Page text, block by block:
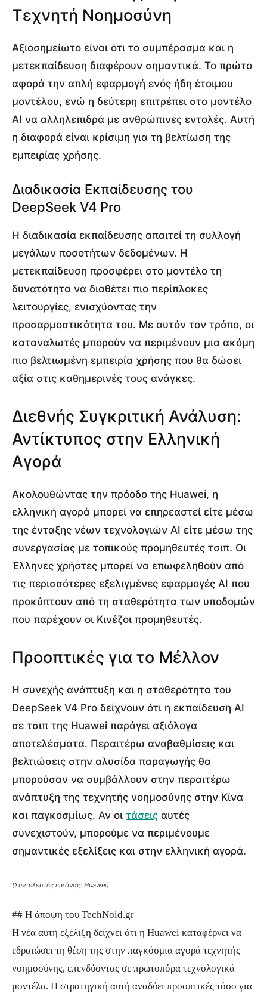
Τεχνητή Νοημοσύνη
Αξιοσημείωτο είναι ότι το συμπέρασμα και η
μετεκπαίδευση διαφέρουν σημαντικά. Το πρώτο
αφορά την απλή εφαρμογή ενός ήδη έτοιμου
μοντέλου, ενώ η δεύτερη επιτρέπει στο μοντέλο
AI να αλληλεπιδρά με ανθρώπινες εντολές. Αυτή
η διαφορά είναι κρίσιμη για τη βελτίωση της
εμπειρίας χρήσης.
Διαδικασία Εκπαίδευσης του
DeepSeek V4 Pro
Η διαδικασία εκπαίδευσης απαιτεί τη συλλογή
μεγάλων ποσοτήτων δεδομένων. Η
μετεκπαίδευση προσφέρει στο μοντέλο τη
δυνατότητα να διαθέτει πιο περίπλοκες
λειτουργίες, ενισχύοντας την
προσαρμοστικότητα του. Με αυτόν τον τρόπο, οι
καταναλωτές μπορούν να περιμένουν μια ακόμη
πιο βελτιωμένη εμπειρία χρήσης που θα δώσει
αξία στις καθημερινές τους ανάγκες.
Διεθνής Συγκριτική Ανάλυση:
Αντίκτυπος στην Ελληνική
Αγορά
Ακολουθώντας την πρόοδο της Huawei, η
ελληνική αγορά μπορεί να επηρεαστεί είτε μέσω
της ένταξης νέων τεχνολογιών AI είτε μέσω της
συνεργασίας με τοπικούς προμηθευτές τσιπ. Οι
Έλληνες χρήστες μπορεί να επωφεληθούν από
τις περισσότερες εξελιγμένες εφαρμογές AI που
προκύπτουν από τη σταθερότητα των υποδομών
που παρέχουν οι Κινέζοι προμηθευτές.
Προοπτικές για το Μέλλον
Η συνεχής ανάπτυξη και η σταθερότητα του
DeepSeek V4 Pro δείχνουν ότι η εκπαίδευση AI
σε τσιπ της Huawei παράγει αξιόλογα
αποτελέσματα. Περαιτέρω αναβαθμίσεις και
βελτιώσεις στην αλυσίδα παραγωγής θα
μπορούσαν να συμβάλλουν στην περαιτέρω
ανάπτυξη της τεχνητής νοημοσύνης στην Κίνα
και παγκοσμίως. Αν οι τάσεις αυτές
συνεχιστούν, μπορούμε να περιμένουμε
σημαντικές εξελίξεις και στην ελληνική αγορά.
(Συντελεστές εικόνας: Huawei)
## Η άποψη του TechNoid.gr
Η νέα αυτή εξέλιξη δείχνει ότι η Huawei καταφέρνει να
εδραιώσει τη θέση της στην παγκόσμια αγορά τεχνητής
νοημοσύνης, επενδύοντας σε πρωτοπόρα τεχνολογικά
μοντέλα. Η στρατηγική αυτή αναδύει προοπτικές τόσο για